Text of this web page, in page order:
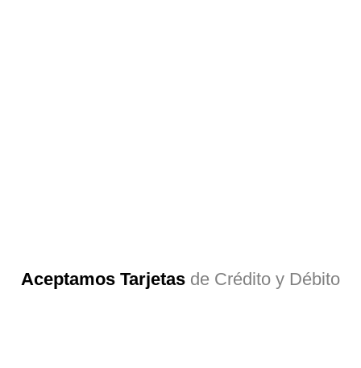
Aceptamos Tarjetas de Crédito y Débito